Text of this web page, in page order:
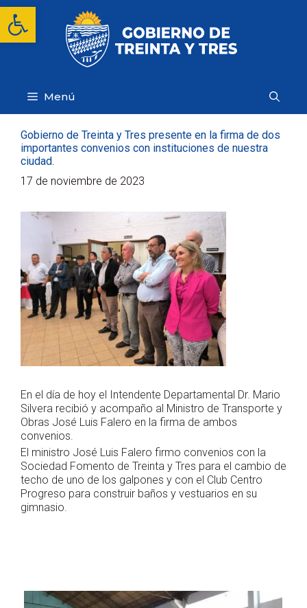
Abrir barra de herramientas
Saltar
contenido
Menú
Gobierno de Treinta y Tres presente en la firma de dos
importantes convenios con instituciones de nuestra
ciudad.
17 de noviembre de 2023
En el día de hoy el Intendente Departamental Dr. Mario
Silvera recibió y acompaño al Ministro de Transporte y
Obras José Luis Falero en la firma de ambos
convenios.
El ministro José Luis Falero firmo convenios con la
Sociedad Fomento de Treinta y Tres para el cambio de
techo de uno de los galpones y con el Club Centro
Progreso para construir baños y vestuarios en su
gimnasio.